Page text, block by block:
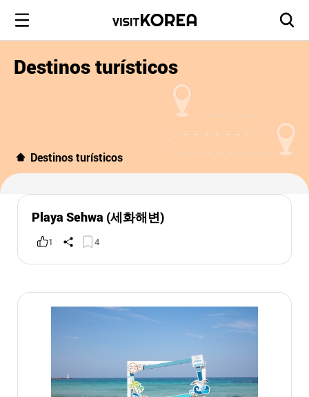
Destinos turísticos
Destinos turísticos
Playa Sehwa (세화해변)
1 4